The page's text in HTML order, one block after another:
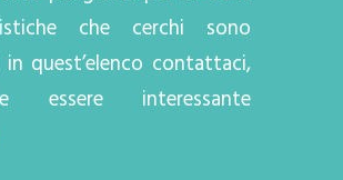
che cerchi sono
in quest’elenco contattaci,
essere interessante